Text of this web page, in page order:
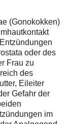
(Gonokokken)
oder des
Frau zu
des
Eileiter
Gefahr der
im